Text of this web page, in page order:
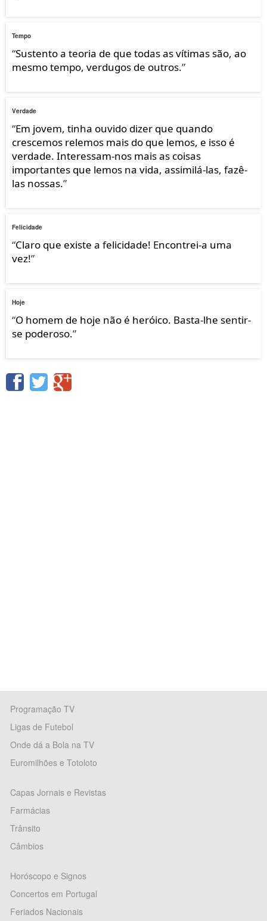
Tempo
“Sustento a teoria de que todas as vítimas são, ao
mesmo tempo, verdugos de outros.”
Verdade
“Em jovem, tinha ouvido dizer que quando
crescemos relemos mais do que lemos, e isso é
verdade. Interessam-nos mais as coisas
importantes que lemos na vida, assimilá-las, fazê-
las nossas.”
Felicidade
“Claro que existe a felicidade! Encontrei-a uma
vez!”
Hoje
“O homem de hoje não é heróico. Basta-lhe sentir-
se poderoso.”
Programação TV
Ligas de Futebol
Onde dá a Bola na TV
Euromilhões e Totoloto
Capas Jornais e Revistas
Farmácias
Trânsito
Câmbios
Horóscopo e Signos
Concertos em Portugal
Feriados Nacionais